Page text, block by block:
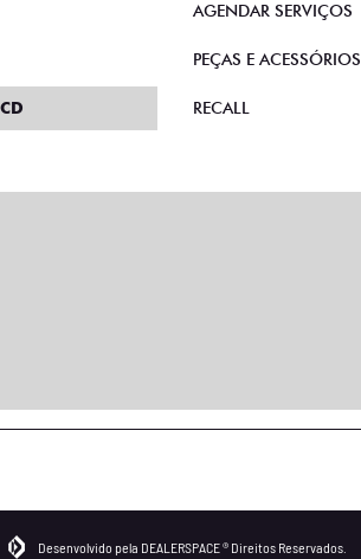
AGENDAR SERVIÇOS
PEÇAS E ACESSÓRIOS
RECALL
Desenvolvido pela DEALERSPACE ® Direitos Reservados.